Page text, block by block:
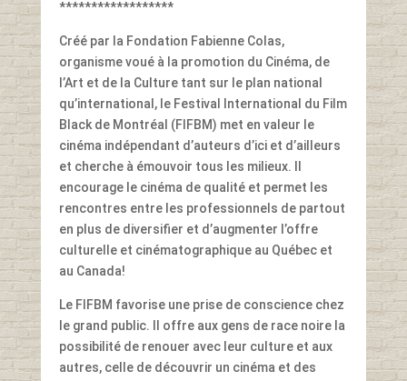
******************
Créé par la Fondation Fabienne Colas,
organisme voué à la promotion du Cinéma, de
l’Art et de la Culture tant sur le plan national
qu’international, le Festival International du Film
Black de Montréal (FIFBM) met en valeur le
cinéma indépendant d’auteurs d’ici et d’ailleurs
et cherche à émouvoir tous les milieux. Il
encourage le cinéma de qualité et permet les
rencontres entre les professionnels de partout
en plus de diversifier et d’augmenter l’offre
culturelle et cinématographique au Québec et
au Canada!
Le FIFBM favorise une prise de conscience chez
le grand public. Il offre aux gens de race noire la
possibilité de renouer avec leur culture et aux
autres, celle de découvrir un cinéma et des